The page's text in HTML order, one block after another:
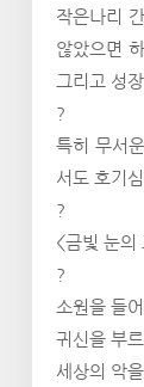
작은나리
않았으면
그리고 성
?
특히 무서
서도 호기
?
<금빛 눈의
?
소원을 들
귀신을 부
세상의 악